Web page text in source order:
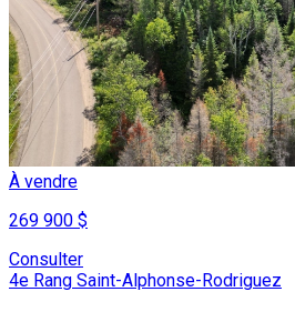
À vendre
269 900 $
Consulter
4e Rang Saint-Alphonse-Rodriguez